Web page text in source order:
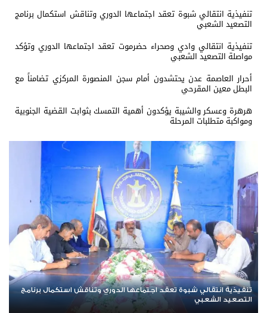
تنفيذية انتقالي شبوة تعقد اجتماعها الدوري وتناقش استكمال برنامج
التصعيد الشعبي
تنفيذية انتقالي وادي وصحراء حضرموت تعقد اجتماعها الدوري وتؤكد
مواصلة التصعيد الشعبي
أحرار العاصمة عدن يحتشدون أمام سجن المنصورة المركزي تضامناً مع
البطل معين المقرحي
هرهرة وعسكر والشيبة يؤكدون أهمية التمسك بثوابت القضية الجنوبية
ومواكبة متطلبات المرحلة
تنفيذية انتقالي شبوة تعقد اجتماعها الدوري وتناقش استكمال برنامج
التصعيد الشعبي